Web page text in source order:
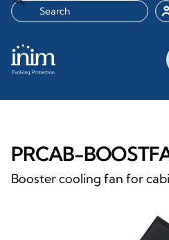
PRCAB-
Booster cooling fan for